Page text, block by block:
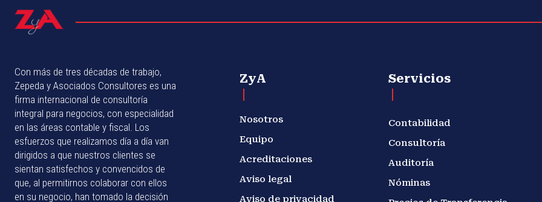
Con más de tres décadas de trabajo,
Zepeda y Asociados Consultores es una
firma internacional de consultoría
integral para negocios, con especialidad
en las áreas contable y fiscal. Los
esfuerzos que realizamos día a día van
dirigidos a que nuestros clientes se
sientan satisfechos y convencidos de
que, al permitirnos colaborar con ellos
en su negocio, han tomado la decisión
ZyA
Nosotros
Equipo
Acreditaciones
Aviso legal
Aviso de privacidad
Servicios
Contabilidad
Consultoría
Auditoría
Nóminas